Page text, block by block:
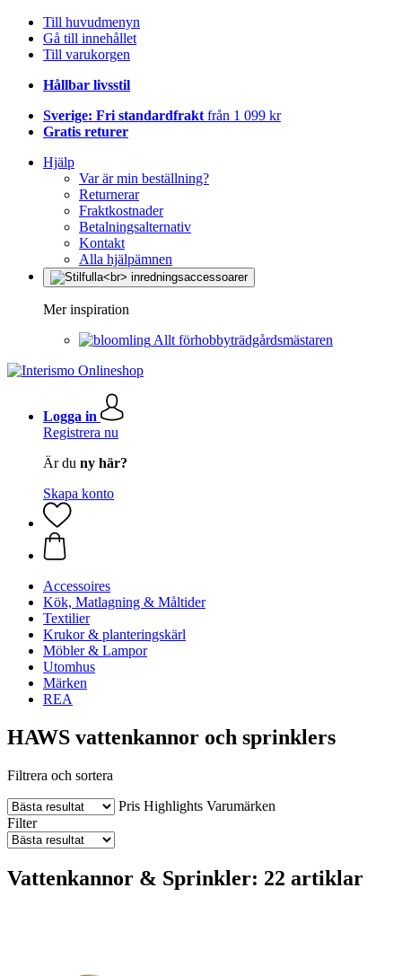
Till huvudmenyn
Gå till innehållet
Till varukorgen
Hållbar livsstil
Sverige: Fri standardfrakt från 1 099 kr
Gratis returer
Hjälp
Var är min beställning?
Returnerar
Fraktkostnader
Betalningsalternativ
Kontakt
Alla hjälpämnen
Mer inspiration
Allt förhobbyträdgårdsmästaren
Logga in
Registrera nu
Är du ny här?
Skapa konto
Accessoires
Kök, Matlagning & Måltider
Textilier
Krukor & planteringskärl
Möbler & Lampor
Utomhus
Märken
REA
HAWS vattenkannor och sprinklers
Filtrera och sortera
Pris Highlights Varumärken
Filter
Vattenkannor & Sprinkler: 22 artiklar